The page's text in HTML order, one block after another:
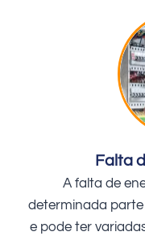
Falta
A falta de
determinada
e pode ter